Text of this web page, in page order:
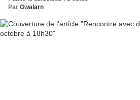
Par Gwalarn